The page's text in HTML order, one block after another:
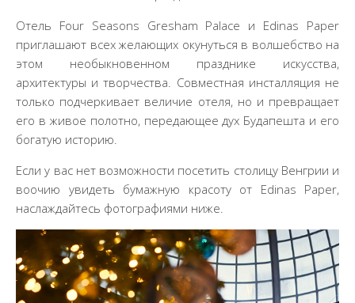
Отель Four Seasons Gresham Palace и Edinas Paper
приглашают всех желающих окунуться в волшебство на
этом необыкновенном празднике искусства,
архитектуры и творчества. Совместная инсталляция не
только подчеркивает величие отеля, но и превращает
его в живое полотно, передающее дух Будапешта и его
богатую историю.
Если у вас нет возможности посетить столицу Венгрии и
воочию увидеть бумажную красоту от Edinas Paper,
наслаждайтесь фотографиями ниже.